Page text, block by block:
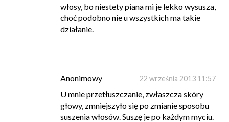
włosy, bo niestety piana mi je lekko wysusza,
choć podobno nie u wszystkich ma takie
działanie.
Anonimowy 22 września 2013 11:57
U mnie przetłuszczanie, zwłaszcza skóry
głowy, zmniejszyło się po zmianie sposobu
suszenia włosów. Suszę je po każdym myciu.